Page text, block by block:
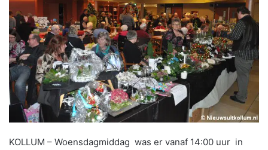
KOLLUM – Woensdagmiddag was er vanaf 14:00 uur in